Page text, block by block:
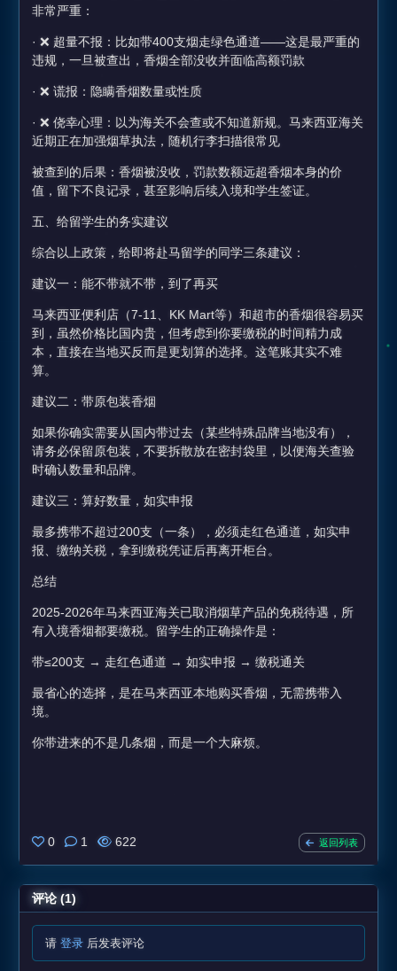
非常严重：
· ❌ 超量不报：比如带400支烟走绿色通道——这是最严重的
违规，一旦被查出，香烟全部没收并面临高额罚款
· ❌ 谎报：隐瞒香烟数量或性质
· ❌ 侥幸心理：以为海关不会查或不知道新规。马来西亚海关
近期正在加强烟草执法，随机行李扫描很常见
被查到的后果：香烟被没收，罚款数额远超香烟本身的价
值，留下不良记录，甚至影响后续入境和学生签证。
五、给留学生的务实建议
综合以上政策，给即将赴马留学的同学三条建议：
建议一：能不带就不带，到了再买
马来西亚便利店（7-11、KK Mart等）和超市的香烟很容易买
到，虽然价格比国内贵，但考虑到你要缴税的时间精力成
本，直接在当地买反而是更划算的选择。这笔账其实不难
算。
建议二：带原包装香烟
如果你确实需要从国内带过去（某些特殊品牌当地没有），
请务必保留原包装，不要拆散放在密封袋里，以便海关查验
时确认数量和品牌。
建议三：算好数量，如实申报
最多携带不超过200支（一条），必须走红色通道，如实申
报、缴纳关税，拿到缴税凭证后再离开柜台。
总结
2025-2026年马来西亚海关已取消烟草产品的免税待遇，所
有入境香烟都要缴税。留学生的正确操作是：
带≤200支 → 走红色通道 → 如实申报 → 缴税通关
最省心的选择，是在马来西亚本地购买香烟，无需携带入
境。
你带进来的不是几条烟，而是一个大麻烦。
0 1 622 返回列表
评论 (1)
请 登录 后发表评论